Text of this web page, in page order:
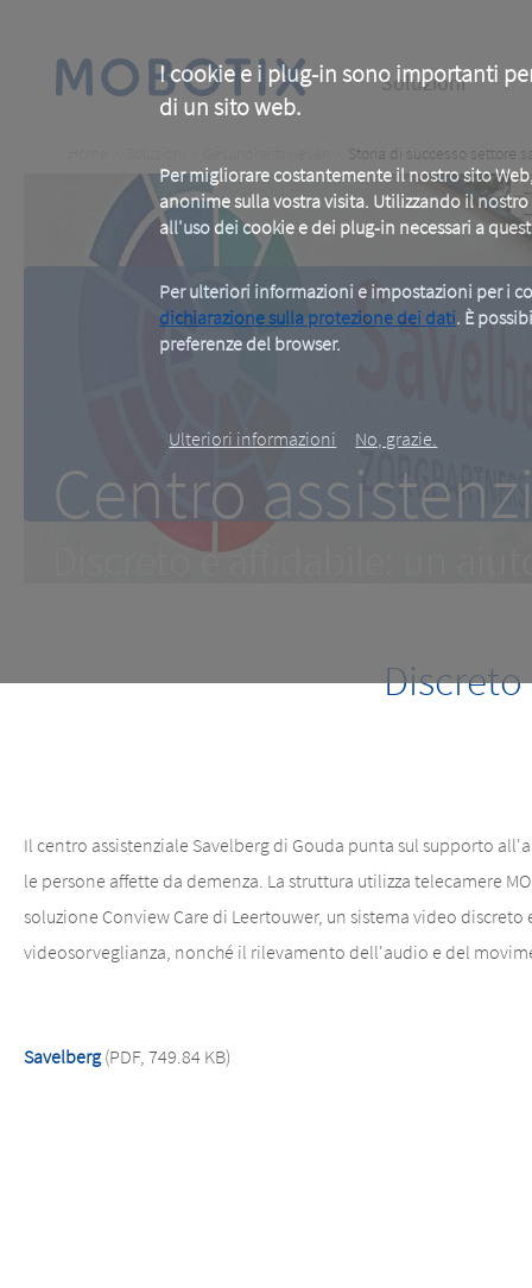
I cookie e i plug-in sono importanti
di un sito web.
Per migliorare costantemente il nostro sito
anonime sulla vostra visita. Utilizzando il
all'uso dei cookie e dei plug-in necessari a
Per ulteriori informazioni e impostazioni per i
dichiarazione sulla protezione dei dati. È
preferenze del browser.
Ulteriori informazioni No, grazie.
content
Main
Soluzioni
Breadcrumb Storia di successo settore
Centro
Discreto e affidabile:
Centro
Discreto e affidabile: un
Il centro assistenziale Savelberg di Gouda punta sul supporto
le persone affette da demenza. La struttura utilizza telecamere
soluzione Conview Care di Leertouwer, un sistema video discreto
videosorveglianza, nonché il rilevamento dell'audio e del
Savelberg(PDF, 749.84 KB)